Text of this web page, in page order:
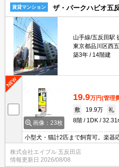
賃貸マンション ザ・パークハビオ五
山手線/五反田駅
東京都品川区西
築3年
14階建
画像：23枚
19.9万円(管理
敷
19.9万 礼
8階
1DK
小型犬・猫計2匹まで飼育可。楽器
月。退去時の清掃費実費。オート
ターネット無料。システムキッチ
洗浄便座付き。
株式会社エイブル 五反田店
情報更新日 2026/08/08